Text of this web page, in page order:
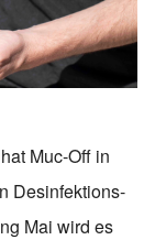
Muc-Off in
Desinfektions-
Mai wird es